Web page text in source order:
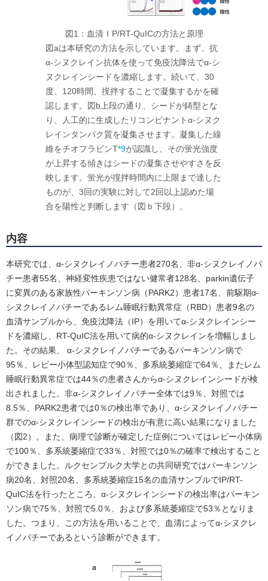
図1：血清ＩP/RT-QuICの方法と原理
図aは本研究の方法を示しています。まず、抗
α-シヌクレイン抗体を使って免疫沈降法でα-シ
ヌクレインシードを濃縮します。続いて、30
度、120時間、撹拌することで凝集するかを確
認します。図b上段の通り、シードが鋳型とな
り、人工的に生成したリコンビナントα-シヌク
レインタンパク質を凝集させます。凝集した線
維をチオフラビンT*9が認識し、その蛍光強度
が上昇する傾きはシードの凝集させやすさを反
映します。蛍光が撹拌時間内に上限まで達した
ものが、3回の実験に対して2回以上認めた場
合を陽性と判断します（図ｂ下段）。
内容
本研究では、α-シヌクレイノパチー患者270名、非α-シヌクレイノパ
チー患者55名、神経変性疾患ではない健常者128名、parkin遺伝子
に変異のある家族性パーキンソン病（PARK2）患者17名、前駆期α-
シヌクレイノパチーであるレム睡眠行動異常症（RBD）患者9名の
血清サンプルから、免疫沈降法（IP）を用いてα-シヌクレインシー
ドを濃縮し、RT-QuIC法を用いて病的α-シヌクレインを増幅しまし
た。その結果、 α-シヌクレイノパチーであるパーキンソン病で
95％、レビー小体型認知症で90％、多系統萎縮症で64％、またレム
睡眠行動異常症では44％の患者さんからα-シヌクレインシードが検
出されました。非α-シヌクレイノパチー全体では9％、対照では
8.5％、PARK2患者では0％の検出率であり、α-シヌクレイノパチー
群でのα-シヌクレインシードの検出が有意に高い結果になりました
（図2）。また、病理で診断が確定した症例についてはレビー小体病
で100％、多系統萎縮症で33％、対照では0％の確率で検出すること
ができました。ルクセンブルク大学との共同研究ではパーキンソン
病20名、対照20名、多系統萎縮症15名の血清サンプルでIP/RT-
QuIC法を行ったところ、α-シヌクレインシードの検出率はパーキン
ソン病で75％、対照で5.0％、および多系統萎縮症で53％となりま
した。つまり、この方法を用いることで、血清によってα-シヌクレ
イノパチーであるという診断ができます。